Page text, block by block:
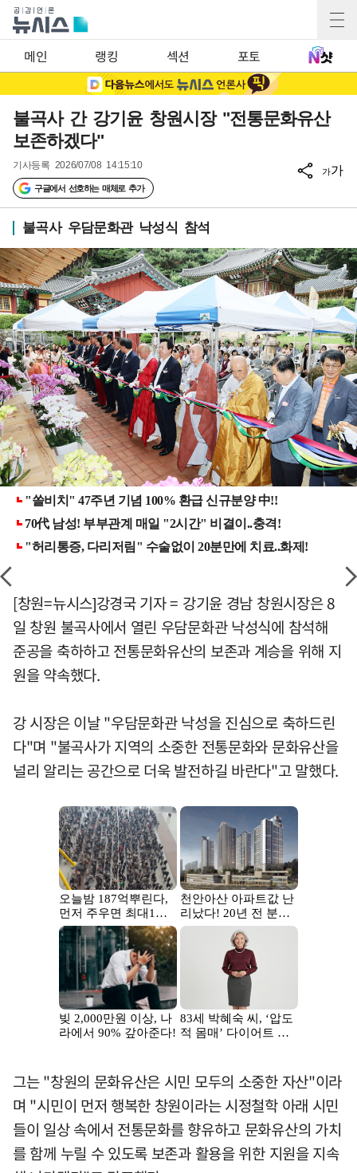
메인 랭킹 섹션 포토
불곡사 간 강기윤 창원시장 "전통문화유산
보존하겠다"
기사등록 2026/07/08 14:15:10
구글에서 선호하는 매체로 추가
가가
불곡사 우담문화관 낙성식 참석
[창원=뉴시스]강경국 기자 = 강기윤 경남 창원시장은 8
일 창원 불곡사에서 열린 우담문화관 낙성식에 참석해
준공을 축하하고 전통문화유산의 보존과 계승을 위해 지
원을 약속했다.
강 시장은 이날 "우담문화관 낙성을 진심으로 축하드린
다"며 "불곡사가 지역의 소중한 전통문화와 문화유산을
널리 알리는 공간으로 더욱 발전하길 바란다"고 말했다.
그는 "창원의 문화유산은 시민 모두의 소중한 자산"이라
며 "시민이 먼저 행복한 창원이라는 시정철학 아래 시민
들이 일상 속에서 전통문화를 향유하고 문화유산의 가치
를 함께 누릴 수 있도록 보존과 활용을 위한 지원을 지속